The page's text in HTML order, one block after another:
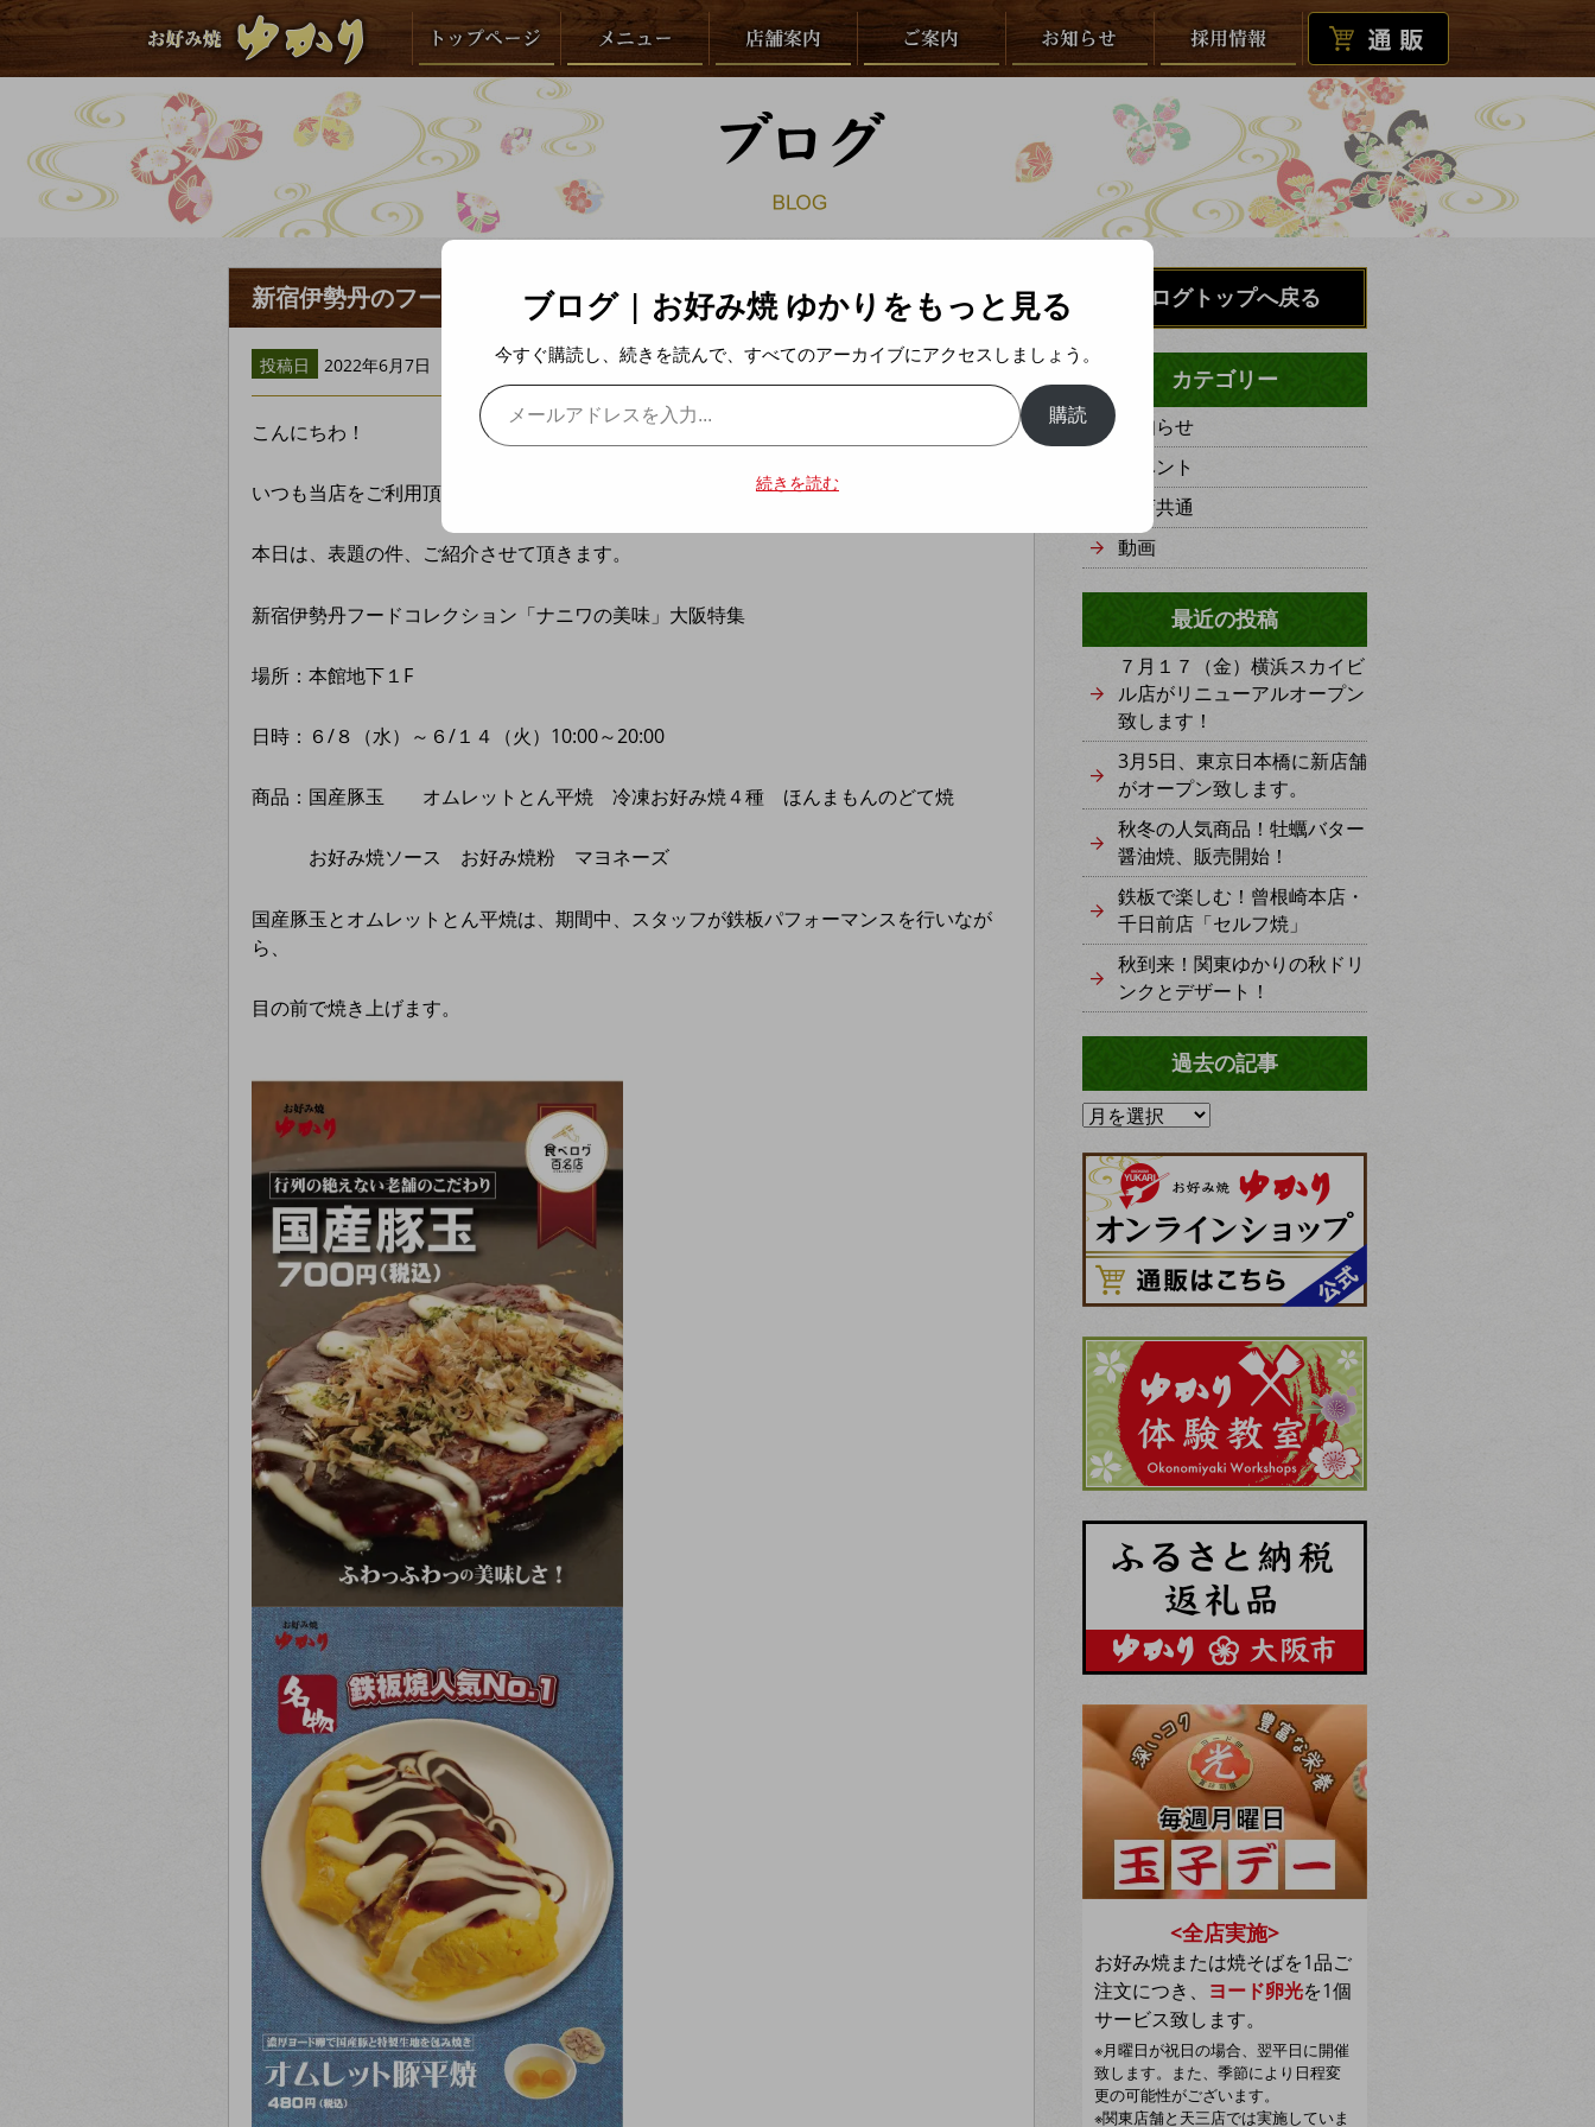
新宿伊勢丹のフードコレクションに出店します！
投稿日 2022年6月7日 カテゴリー お知らせ
こんにちわ！
いつも当店をご利用頂き誠にありがとうございます。
本日は、表題の件、ご紹介させて頂きます。
新宿伊勢丹フードコレクション「ナニワの美味」大阪特集
場所：本館地下１F
日時：６/８（水）～６/１４（火）10:00～20:00
商品：国産豚玉 オムレットとん平焼 冷凍お好み焼４種 ほんまもんのどて焼
お好み焼ソース お好み焼粉 マヨネーズ
国産豚玉とオムレットとん平焼は、期間中、スタッフが鉄板パフォーマンスを行いなが
ら、
目の前で焼き上げます。
ブログトップへ戻る
カテゴリー
お知らせ
イベント
全店共通
動画
最近の投稿
７月１７（金）横浜スカイビ
ル店がリニューアルオープン
致します！
3月5日、東京日本橋に新店舗
がオープン致します。
秋冬の人気商品！牡蠣バター
醤油焼、販売開始！
鉄板で楽しむ！曾根崎本店・
千日前店「セルフ焼」
秋到来！関東ゆかりの秋ドリ
ンクとデザート！
過去の記事
過
の
記
事
<全店実施>
お好み焼または焼そばを1品ご
注文につき、 ヨード卵光を1個
サービス致します。
※月曜日が祝日の場合、翌平日に開催
致します。また、季節により日程変
更の可能性がございます。
※関東店舗と天三店では実施していま
ブログ | お好み焼 ゆかりをもっと見る
今すぐ購読し、続きを読んで、すべてのアーカイブにアクセスしましょう。
メールアドレスを入力...
購読
続きを読む